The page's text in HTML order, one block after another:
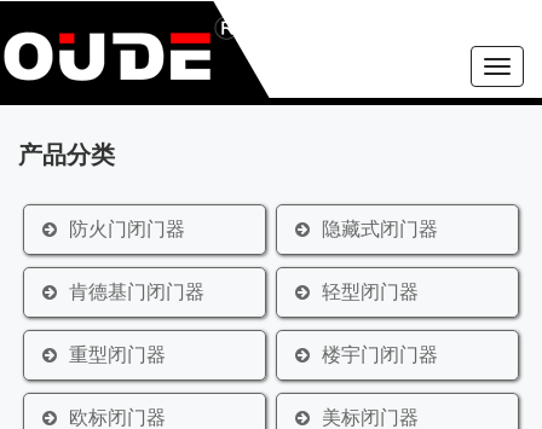
Toggle
产品分类
防火门闭门器 隐藏式闭门器
肯德基门闭门器 轻型闭门器
重型闭门器 楼宇门闭门器
欧标闭门器 美标闭门器